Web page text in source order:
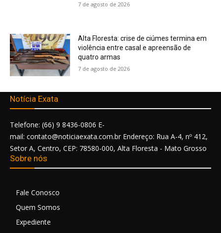
7 de agosto de 2026
Alta Floresta: crise de ciúmes termina em
violência entre casal e apreensão de
quatro armas
7 de agosto de 2026
Notícia Exata
Telefone: (66) 9 8436-0806 E-
mail: contato@noticiaexata.com.br Endereço: Rua A-4, nº 412,
Setor A, Centro, CEP: 78580-000, Alta Floresta - Mato Grosso
Sobre nós
Fale Conosco
Quem Somos
Expediente